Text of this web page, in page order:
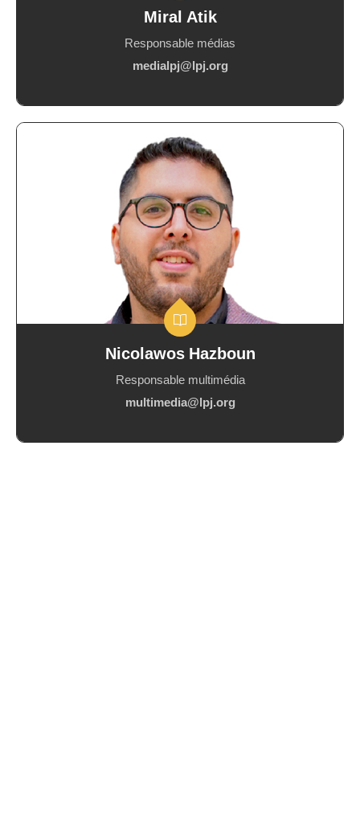
Miral Atik
Responsable médias
medialpj@lpj.org
Nicolawos Hazboun
Responsable multimédia
multimedia@lpj.org